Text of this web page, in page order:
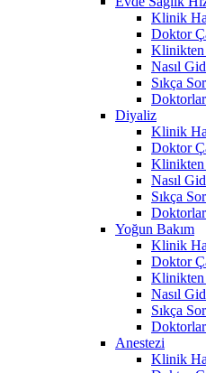
Klinik
Doktor
Klinikten
Nasıl
Sıkça
Diyaliz
Klinik
Doktor
Klinikten
Nasıl
Sıkça
Yoğun Bakım
Klinik
Doktor
Klinikten
Nasıl
Sıkça
Anestezi
Klinik